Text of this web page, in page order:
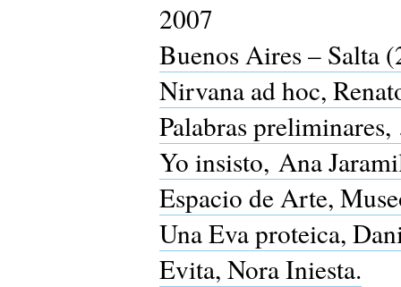
2007
Buenos Aires – Salta
Nirvana ad hoc,
Palabras
Yo insisto, Ana
Espacio de Arte,
Una Eva proteica,
Evita, Nora Iniesta.